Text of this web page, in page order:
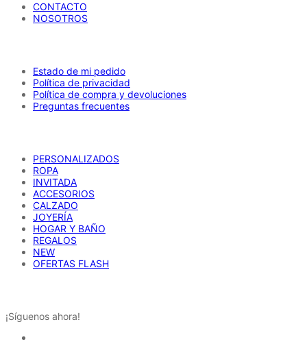
página
CONTACTO
NOSOTROS
Estado de mi pedido
Política de privacidad
Política de compra y devoluciones
Preguntas frecuentes
PERSONALIZADOS
ROPA
INVITADA
ACCESORIOS
CALZADO
JOYERÍA
HOGAR Y BAÑO
REGALOS
NEW
OFERTAS FLASH
¡Síguenos ahora!